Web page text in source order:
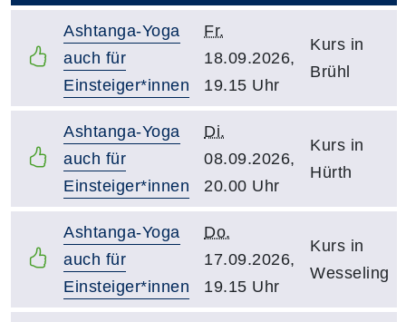
Ashtanga-Yoga
auch für
Einsteiger*innen
Fr.
18.09.2026,
19.15 Uhr
Kurs in
Brühl
Ashtanga-Yoga
auch für
Einsteiger*innen
Di.
08.09.2026,
20.00 Uhr
Kurs in
Hürth
Ashtanga-Yoga
auch für
Einsteiger*innen
Do.
17.09.2026,
19.15 Uhr
Kurs in
Wesseling